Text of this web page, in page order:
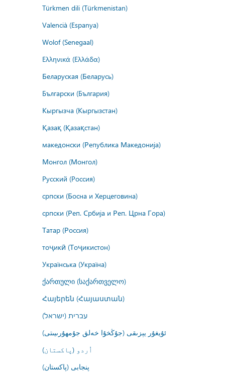
Türkmen dili (Türkmenistan)
Valencià (Espanya)
Wolof (Senegaal)
Ελληνικά (Ελλάδα)
Беларуская (Беларусь)
Български (България)
Кыргызча (Кыргызстан)
Қазақ (Қазақстан)
македонски (Република Македонија)
Монгол (Монгол)
Русский (Россия)
српски (Босна и Херцеговина)
српски (Реп. Србија и Реп. Црна Гора)
Татар (Россия)
тоҷикӣ (Тоҷикистон)
Українська (Україна)
ქართული (საქართველო)
Հայերեն (Հայաստան)
עברית (ישראל)
ئۇيغۇر يېزىقى (جۇڭخۇا خەلق جۇمھۇرىيىتى)
اُردو (پاکستان)
پنجابی (پاکستان)